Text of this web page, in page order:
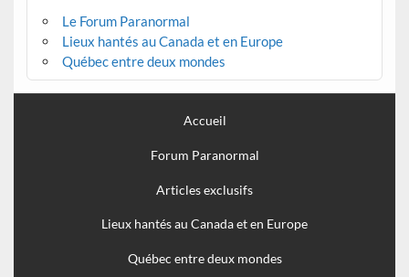
Le Forum Paranormal
Lieux hantés au Canada et en Europe
Québec entre deux mondes
Accueil
Forum Paranormal
Articles exclusifs
Lieux hantés au Canada et en Europe
Québec entre deux mondes